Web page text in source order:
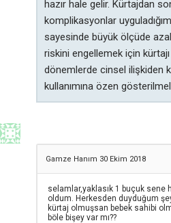
hazır hale gelir. Kürtajdan
komplikasyonlar
sayesinde büyük ölçüde
riskini engellemek için
dönemlerde cinsel ilişkiden
kullanımına özen
Gamze Hanım 30 Ekim 2018
selamlar,yaklasık 1 buçuk sene
oldum. Herkesden duyduğum
kürtaj olmuşsan bebek sahibi
böle bişey var mı??